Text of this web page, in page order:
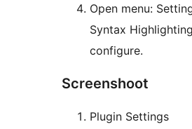
Open menu:
Syntax
configure.
Screenshoot
Plugin Settings